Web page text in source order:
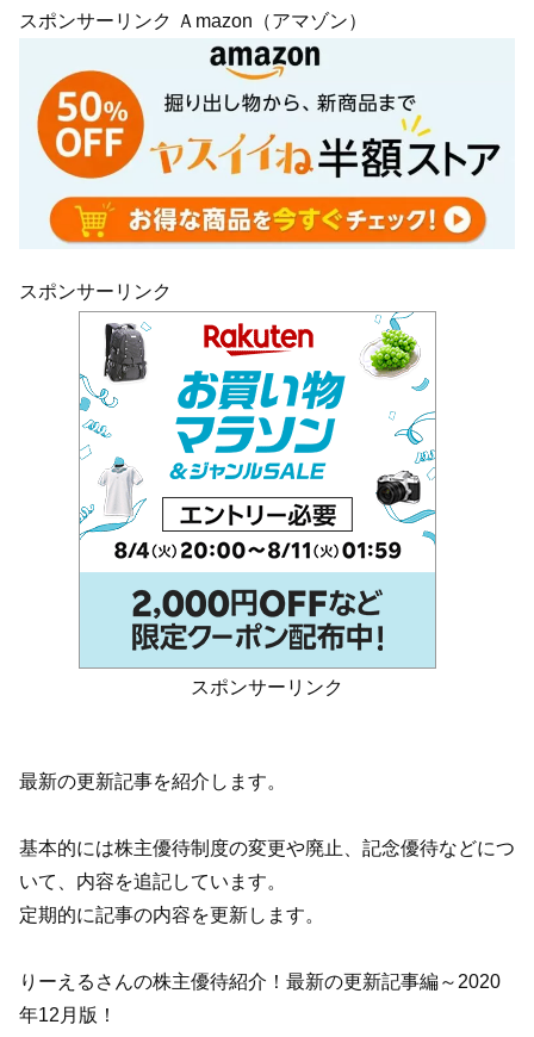
スポンサーリンク Ａmazon（アマゾン）
スポンサーリンク
スポンサーリンク
最新の更新記事を紹介します。
基本的には株主優待制度の変更や廃止、記念優待などにつ
いて、内容を追記しています。
定期的に記事の内容を更新します。
りーえるさんの株主優待紹介！最新の更新記事編～2020
年12月版！